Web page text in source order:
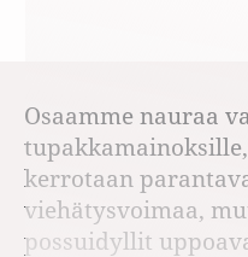
Osaamme nauraa
kerrotaan
viehätysvoimaa,
possuidyllit